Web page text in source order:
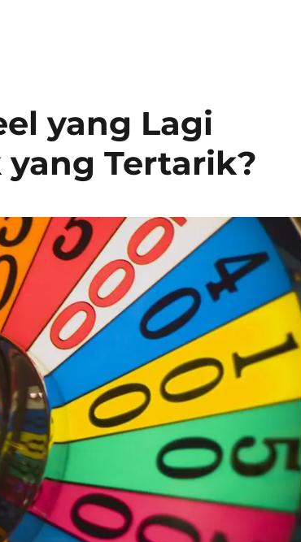
yang Lagi
yang Tertarik?